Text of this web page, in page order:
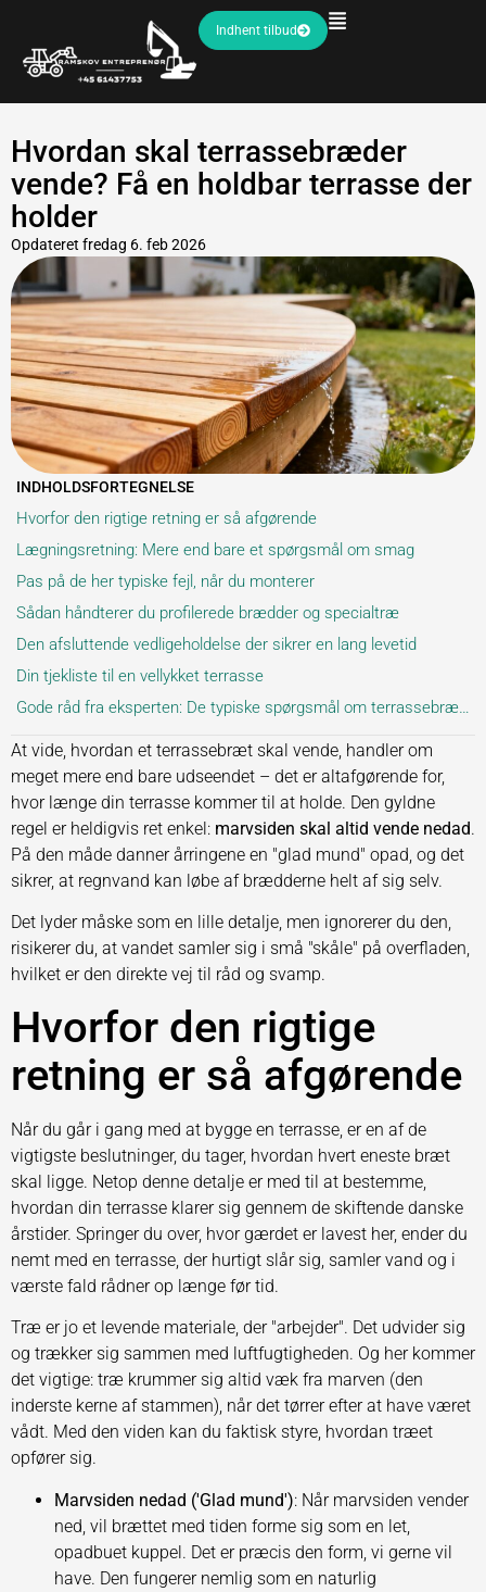
Indhent tilbud
Hvordan skal terrassebræder
vende? Få en holdbar terrasse der
holder
Opdateret fredag 6. feb 2026
INDHOLDSFORTEGNELSE
Hvorfor den rigtige retning er så afgørende
Lægningsretning: Mere end bare et spørgsmål om smag
Pas på de her typiske fejl, når du monterer
Sådan håndterer du profilerede brædder og specialtræ
Den afsluttende vedligeholdelse der sikrer en lang levetid
Din tjekliste til en vellykket terrasse
Gode råd fra eksperten: De typiske spørgsmål om terrassebrædder
At vide, hvordan et terrassebræt skal vende, handler om
meget mere end bare udseendet – det er altafgørende for,
hvor længe din terrasse kommer til at holde. Den gyldne
regel er heldigvis ret enkel: marvsiden skal altid vende nedad.
På den måde danner årringene en "glad mund" opad, og det
sikrer, at regnvand kan løbe af brædderne helt af sig selv.
Det lyder måske som en lille detalje, men ignorerer du den,
risikerer du, at vandet samler sig i små "skåle" på overfladen,
hvilket er den direkte vej til råd og svamp.
Hvorfor den rigtige
retning er så afgørende
Når du går i gang med at bygge en terrasse, er en af de
vigtigste beslutninger, du tager, hvordan hvert eneste bræt
skal ligge. Netop denne detalje er med til at bestemme,
hvordan din terrasse klarer sig gennem de skiftende danske
årstider. Springer du over, hvor gærdet er lavest her, ender du
nemt med en terrasse, der hurtigt slår sig, samler vand og i
værste fald rådner op længe før tid.
Træ er jo et levende materiale, der "arbejder". Det udvider sig
og trækker sig sammen med luftfugtigheden. Og her kommer
det vigtige: træ krummer sig altid væk fra marven (den
inderste kerne af stammen), når det tørrer efter at have været
vådt. Med den viden kan du faktisk styre, hvordan træet
opfører sig.
Marvsiden nedad ('Glad mund'): Når marvsiden vender
ned, vil brættet med tiden forme sig som en let,
opadbuet kuppel. Det er præcis den form, vi gerne vil
have. Den fungerer nemlig som en naturlig